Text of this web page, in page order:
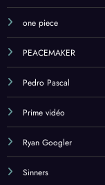
one piece
PEACEMAKER
Pedro Pascal
Prime vidéo
Ryan Googler
Sinners